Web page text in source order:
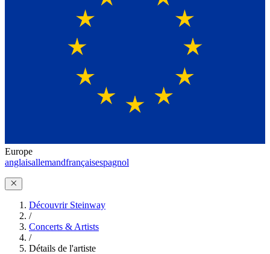
Europe
anglaisallemandfrançaisespagnol
Découvrir Steinway
/
Concerts & Artists
/
Détails de l'artiste